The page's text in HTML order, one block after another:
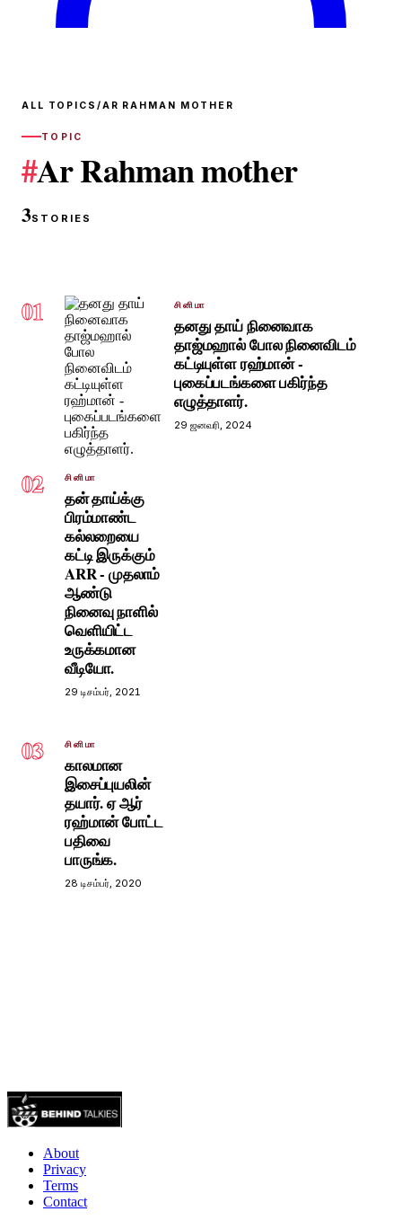
ALL TOPICS /AR RAHMAN MOTHER
TOPIC
#Ar Rahman mother
3STORIES
01 சினிமா
தனது தாய் நினைவாக
தாஜ்மஹால் போல நினைவிடம்
கட்டியுள்ள ரஹ்மான் -
புகைப்படங்களை பகிர்ந்த
எழுத்தாளர்.
29 ஜனவரி, 2024
02 சினிமா
தன் தாய்க்கு
பிரம்மாண்ட
கல்லறையை
கட்டி இருக்கும்
ARR - முதலாம்
ஆண்டு
நினைவு நாளில்
வெளியிட்ட
உருக்கமான
வீடியோ.
29 டிசம்பர், 2021
03 சினிமா
காலமான
இசைப்புயலின்
தயார். ஏ ஆர்
ரஹ்மான் போட்ட
பதிவை
பாருங்க.
28 டிசம்பர், 2020
About
Privacy
Terms
Contact